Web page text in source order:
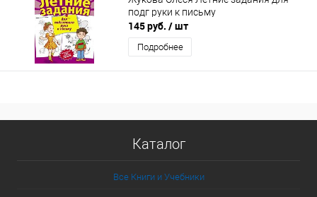
подг руки к письму
145 руб. / шт
Подробнее
Каталог
Все Книги и Учебники